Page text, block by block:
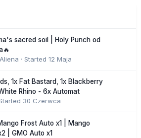
sacred soil | Holy Punch od
· Started 12 Maja
1x Fat Bastard, 1x Blackberry
Rhino - 6x Automat
30 Czerwca
Frost Auto x1 | Mango
| GMO Auto x1